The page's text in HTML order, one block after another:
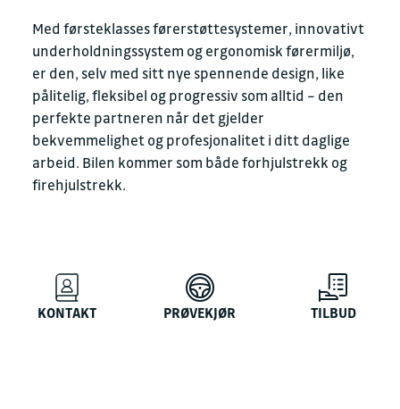
Med førsteklasses førerstøttesystemer, innovativt
underholdningssystem og ergonomisk førermiljø,
er den, selv med sitt nye spennende design, like
pålitelig, fleksibel og progressiv som alltid – den
perfekte partneren når det gjelder
bekvemmelighet og profesjonalitet i ditt daglige
arbeid. Bilen kommer som både forhjulstrekk og
firehjulstrekk.
KONTAKT PRØVEKJØR TILBUD